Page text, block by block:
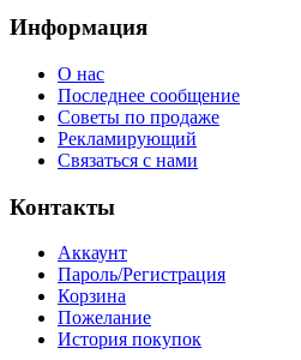
Информация
О нас
Последнее сообщение
Советы по продаже
Рекламирующий
Связаться с нами
Контакты
Аккаунт
Пароль/Регистрация
Корзина
Пожелание
История покупок